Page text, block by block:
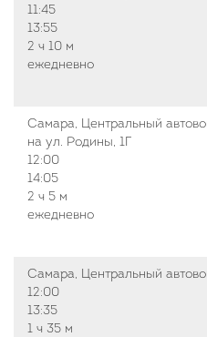
11:45
13:55
2 ч 10 м
ежедневно
Самара, Центральный
на ул. Родины, 1Г
12:00
14:05
2 ч 5 м
ежедневно
Самара, Центральный
12:00
13:35
1 ч 35 м